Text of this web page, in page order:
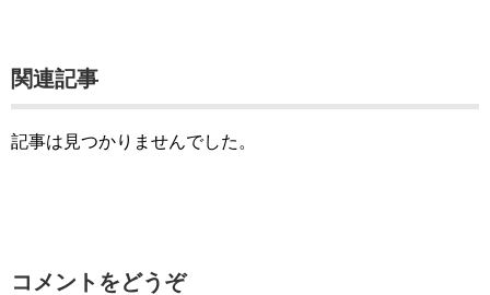
関連記事
記事は見つかりませんでした。
コメントをどうぞ